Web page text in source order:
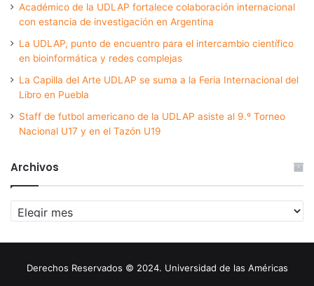
Académico de la UDLAP fortalece colaboración internacional
con estancia de investigación en Argentina
La UDLAP, punto de encuentro para el intercambio científico
en bioinformática y redes complejas
La Capilla del Arte UDLAP se suma a la Feria Internacional del
Libro en Puebla
Staff de futbol americano de la UDLAP asiste al 9.º Torneo
Nacional U17 y en el Tazón U19
Archivos
Archivos
Derechos Reservados © 2024. Universidad de las Américas